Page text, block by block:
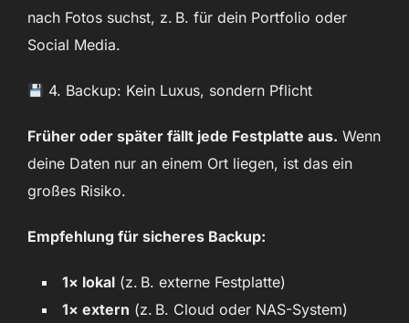
nach Fotos suchst, z. B. für dein Portfolio oder
Social Media.
4. Backup: Kein Luxus, sondern Pflicht
Früher oder später fällt jede Festplatte aus. Wenn
deine Daten nur an einem Ort liegen, ist das ein
großes Risiko.
Empfehlung für sicheres Backup:
1× lokal (z. B. externe Festplatte)
1× extern (z. B. Cloud oder NAS-System)